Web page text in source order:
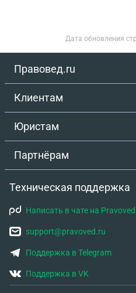
Дата обновления
Правовед.ru
Клиентам
Юристам
Партнёрам
Техническая поддержка
Написать в чате на
support@pravoved.ru
Поддержка в Telegram
Поддержка в VK